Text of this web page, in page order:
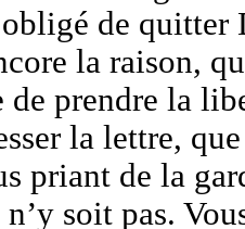
de quitter
la raison,
de prendre la
la lettre,
priant de la
soit pas.